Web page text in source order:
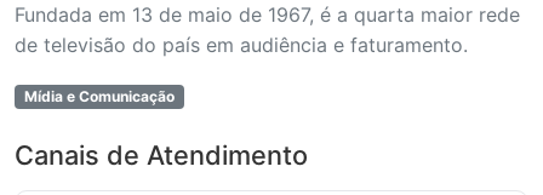
Fundada em 13 de maio de 1967, é a quarta maior rede
de televisão do país em audiência e faturamento.
Mídia e Comunicação
Canais de Atendimento